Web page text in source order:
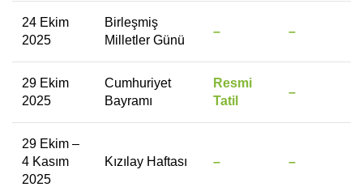
24 Ekim
2025
Birleşmiş
Milletler Günü
– –
29 Ekim
2025
Cumhuriyet
Bayramı
Resmi
Tatil
–
29 Ekim –
4 Kasım
2025
Kızılay Haftası – –